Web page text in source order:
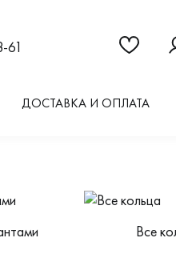
61 Ссылка
ДОСТАВКА И ОПЛАТА
Все